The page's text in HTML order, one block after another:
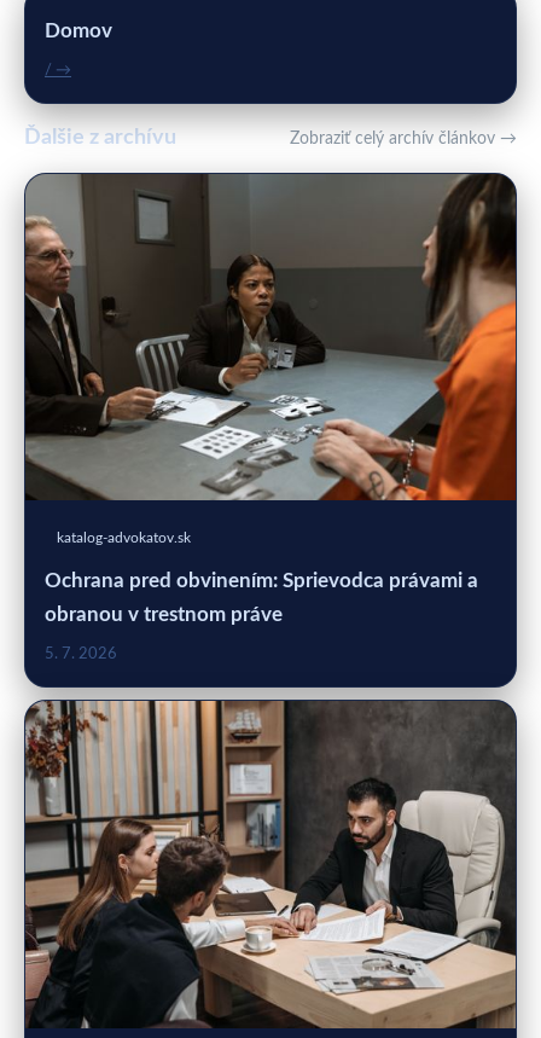
Domov
/ →
Ďalšie z archívu Zobraziť celý archív článkov →
katalog-advokatov.sk
Ochrana pred obvinením: Sprievodca právami a
obranou v trestnom práve
5. 7. 2026